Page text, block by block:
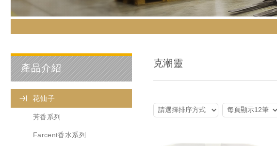
產品介紹
花仙子
芳香系列
Farcent香水系列
克潮靈